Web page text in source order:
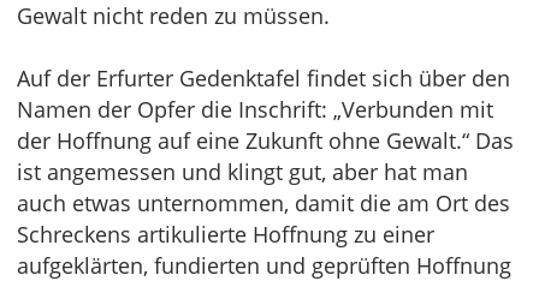
Gewalt nicht reden zu müssen.
Auf der Erfurter Gedenktafel findet sich über den
Namen der Opfer die Inschrift: „Verbunden mit
der Hoffnung auf eine Zukunft ohne Gewalt.“ Das
ist angemessen und klingt gut, aber hat man
auch etwas unternommen, damit die am Ort des
Schreckens artikulierte Hoffnung zu einer
aufgeklärten, fundierten und geprüften Hoffnung